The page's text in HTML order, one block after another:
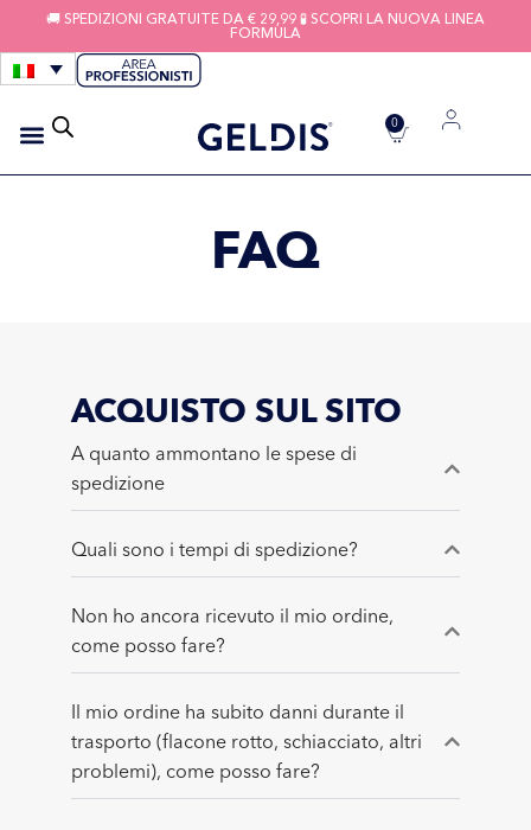
🚚 SPEDIZIONI GRATUITE DA € 29,99 🧪 SCOPRI LA NUOVA LINEA
FORMULA
0
FAQ
ACQUISTO SUL SITO
A quanto ammontano le spese di
spedizione
Quali sono i tempi di spedizione?
Non ho ancora ricevuto il mio ordine,
come posso fare?
Il mio ordine ha subito danni durante il
trasporto (flacone rotto, schiacciato, altri
problemi), come posso fare?